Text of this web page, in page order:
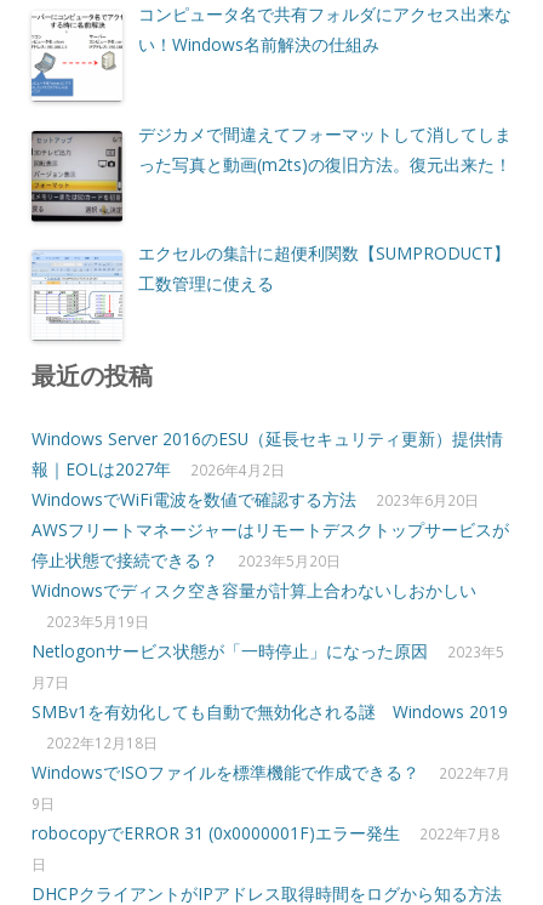
コンピュータ名で共有フォルダにアクセス出来な
い！Windows名前解決の仕組み
デジカメで間違えてフォーマットして消してしま
った写真と動画(m2ts)の復旧方法。復元出来た！
エクセルの集計に超便利関数【SUMPRODUCT】
工数管理に使える
最近の投稿
Windows Server 2016のESU（延長セキュリティ更新）提供情
報｜EOLは2027年
2026年4月2日
WindowsでWiFi電波を数値で確認する方法 2023年6月20日
AWSフリートマネージャーはリモートデスクトップサービスが
停止状態で接続できる？
2023年5月20日
Widnowsでディスク空き容量が計算上合わないしおかしい
2023年5月19日
Netlogonサービス状態が「一時停止」になった原因
2023年5
月7日
SMBv1を有効化しても自動で無効化される謎 Windows 2019
2022年12月18日
WindowsでISOファイルを標準機能で作成できる？
2022年7月
9日
robocopyでERROR 31 (0x0000001F)エラー発生
2022年7月8
日
DHCPクライアントがIPアドレス取得時間をログから知る方法